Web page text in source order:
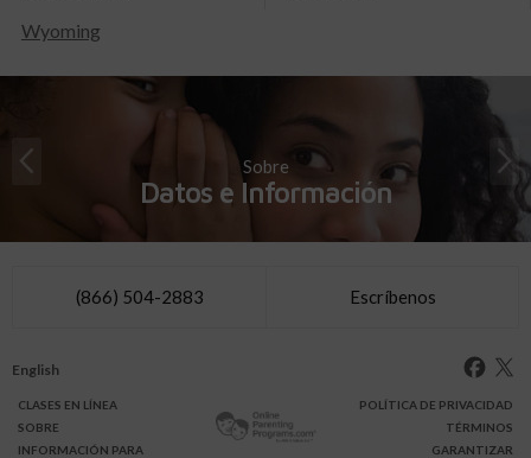
Wyoming
Sobre
Datos e Información
(866) 504-2883 Escríbenos
English
CLASES EN LÍNEA
SOBRE
INFORMACIÓN PARA
POLÍTICA DE PRIVACIDAD
TÉRMINOS
GARANTIZAR